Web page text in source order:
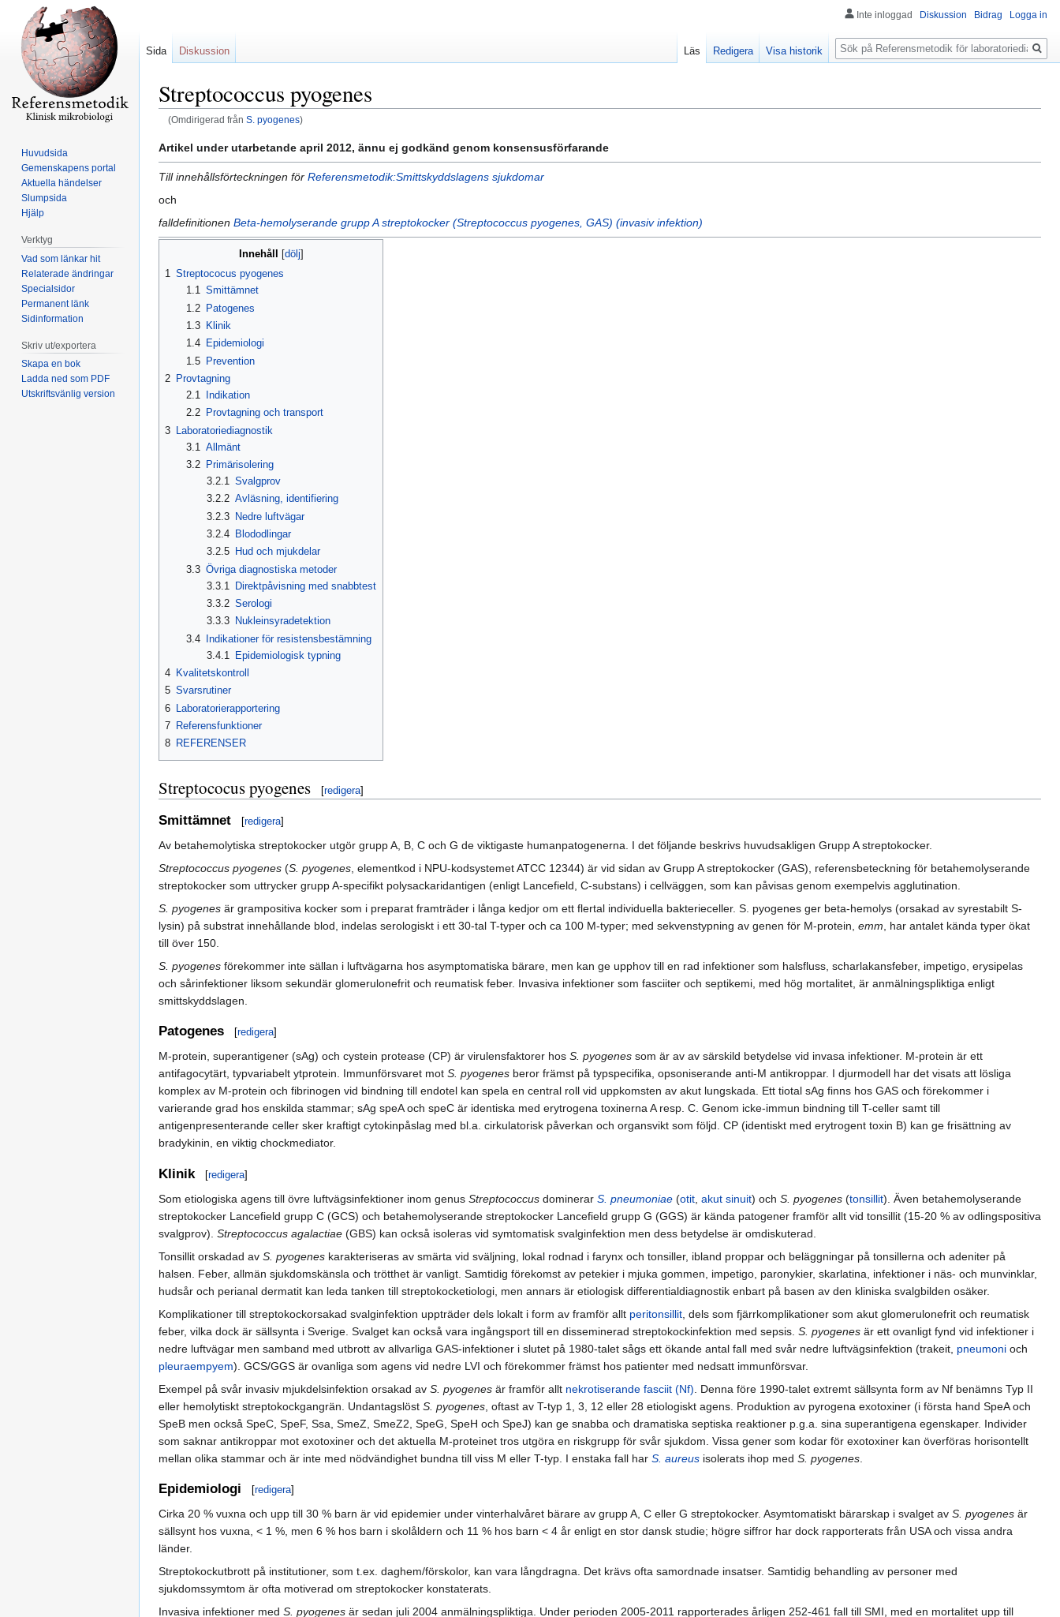
Streptococcus pyogenes
(Omdirigerad från S. pyogenes)
Hoppa
till
navigering
Hoppa
till
sök
Artikel under utarbetande april 2012, ännu ej godkänd genom konsensusförfarande
Till innehållsförteckningen för Referensmetodik:Smittskyddslagens sjukdomar
och
falldefinitionen Beta-hemolyserande grupp A streptokocker (Streptococcus pyogenes, GAS) (invasiv infektion)
Innehåll
1 Streptococus pyogenes
1.1 Smittämnet
1.2
Patogenes
1.3
Klinik
1.4
Epidemiologi
1.5 Prevention
2 Provtagning
2.1
Indikation
2.2
Provtagning och transport
3 Laboratoriediagnostik
3.1 Allmänt
3.2
Primärisolering
3.2.1 Svalgprov
3.2.2 Avläsning, identifiering
3.2.3 Nedre luftvägar
3.2.4 Blododlingar
3.2.5 Hud och mjukdelar
3.3 Övriga diagnostiska metoder
3.3.1
Direktpåvisning med snabbtest
3.3.2 Serologi
3.3.3 Nukleinsyradetektion
3.4 Indikationer för resistensbestämning
3.4.1
Epidemiologisk typning
4 Kvalitetskontroll
5 Svarsrutiner
6 Laboratorierapportering
7 Referensfunktioner
8 REFERENSER
Streptococus pyogenes [redigera]
Smittämnet [redigera]
Av betahemolytiska streptokocker utgör grupp A, B, C och G de viktigaste humanpatogenerna. I det följande beskrivs huvudsakligen Grupp A streptokocker.
Streptococcus pyogenes (S. pyogenes , elementkod i NPU-kodsystemet ATCC 12344) är vid sidan av Grupp A streptokocker (GAS), referensbeteckning för betahemolyserande
streptokocker som uttrycker grupp A-specifikt polysackaridantigen (enligt Lancefield, C-substans) i cellväggen, som kan påvisas genom exempelvis agglutination.
S. pyogenes är grampositiva kocker som i preparat framträder i långa kedjor om ett flertal individuella bakterieceller. S. pyogenes ger beta-hemolys (orsakad av syrestabilt S-
lysin) på substrat innehållande blod, indelas serologiskt i ett 30-tal T-typer och ca 100 M-typer; med sekvenstypning av genen för M-protein, emm , har antalet kända typer ökat
till över 150.
S. pyogenes förekommer inte sällan i luftvägarna hos asymptomatiska bärare, men kan ge upphov till en rad infektioner som halsfluss, scharlakansfeber, impetigo, erysipelas
och sårinfektioner liksom sekundär glomerulonefrit och reumatisk feber. Invasiva infektioner som fasciiter och septikemi, med hög mortalitet, är anmälningspliktiga enligt
smittskyddslagen.
Patogenes [redigera]
M-protein, superantigener (sAg) och cystein protease (CP) är virulensfaktorer hos S. pyogenes som är av av särskild betydelse vid invasa infektioner. M-protein är ett
antifagocytärt, typvariabelt ytprotein. Immunförsvaret mot S. pyogenes beror främst på typspecifika, opsoniserande anti-M antikroppar. I djurmodell har det visats att lösliga
komplex av M-protein och fibrinogen vid bindning till endotel kan spela en central roll vid uppkomsten av akut lungskada. Ett tiotal sAg finns hos GAS och förekommer i
varierande grad hos enskilda stammar; sAg speA och speC är identiska med erytrogena toxinerna A resp. C. Genom icke-immun bindning till T-celler samt till
antigenpresenterande celler sker kraftigt cytokinpåslag med bl.a. cirkulatorisk påverkan och organsvikt som följd. CP (identiskt med erytrogent toxin B) kan ge frisättning av
bradykinin, en viktig chockmediator.
Klinik [redigera]
Som etiologiska agens till övre luftvägsinfektioner inom genus Streptococcus dominerar S. pneumoniae (otit akut sinuit) och S. pyogenes (tonsillit). Även betahemolyserande
streptokocker Lancefield grupp C (GCS) och betahemolyserande streptokocker Lancefield grupp G (GGS) är kända patogener framför allt vid tonsillit (15-20 % av odlingspositiva
svalgprov). Streptococcus agalactiae (GBS) kan också isoleras vid symtomatisk svalginfektion men dess betydelse är omdiskuterad.
Tonsillit orskadad av S. pyogenes karakteriseras av smärta vid sväljning, lokal rodnad i farynx och tonsiller, ibland proppar och beläggningar på tonsillerna och adeniter på
halsen. Feber, allmän sjukdomskänsla och trötthet är vanligt. Samtidig förekomst av petekier i mjuka gommen, impetigo, paronykier, skarlatina, infektioner i näs- och munvinklar,
hudsår och perianal dermatit kan leda tanken till streptokocketiologi, men annars är etiologisk differentialdiagnostik enbart på basen av den kliniska svalgbilden osäker.
Komplikationer till streptokockorsakad svalginfektion uppträder dels lokalt i form av framför allt peritonsillit , dels som fjärrkomplikationer som akut glomerulonefrit och reumatisk
feber, vilka dock är sällsynta i Sverige. Svalget kan också vara ingångsport till en disseminerad streptokockinfektion med sepsis. S. pyogenes är ett ovanligt fynd vid infektioner i
nedre luftvägar men samband med utbrott av allvarliga GAS-infektioner i slutet på 1980-talet sågs ett ökande antal fall med svår nedre luftvägsinfektion (trakeit, pneumoni och
pleuraempyem). GCS/GGS är ovanliga som agens vid nedre LVI och förekommer främst hos patienter med nedsatt immunförsvar.
Exempel på svår invasiv mjukdelsinfektion orsakad av S. pyogenes är framför allt nekrotiserande fasciit (Nf) . Denna före 1990-talet extremt sällsynta form av Nf benämns Typ II
eller hemolytiskt streptokockgangrän. Undantagslöst S. pyogenes , oftast av T-typ 1, 3, 12 eller 28 etiologiskt agens. Produktion av pyrogena exotoxiner (i första hand SpeA och
SpeB men också SpeC, SpeF, Ssa, SmeZ, SmeZ2, SpeG, SpeH och SpeJ) kan ge snabba och dramatiska septiska reaktioner p.g.a. sina superantigena egenskaper. Individer
som saknar antikroppar mot exotoxiner och det aktuella M-proteinet tros utgöra en riskgrupp för svår sjukdom. Vissa gener som kodar för exotoxiner kan överföras horisontellt
mellan olika stammar och är inte med nödvändighet bundna till viss M eller T-typ. I enstaka fall har S. aureus isolerats ihop med S. pyogenes
Epidemiologi [redigera]
Cirka 20 % vuxna och upp till 30 % barn är vid epidemier under vinterhalvåret bärare av grupp A, C eller G streptokocker. Asymtomatiskt bärarskap i svalget av S. pyogenes är
sällsynt hos vuxna, < 1 %, men 6 % hos barn i skolåldern och 11 % hos barn < 4 år enligt en stor dansk studie; högre siffror har dock rapporterats från USA och vissa andra
länder.
Streptokockutbrott på institutioner, som t.ex. daghem/förskolor, kan vara långdragna. Det krävs ofta samordnade insatser. Samtidig behandling av personer med
sjukdomssymtom är ofta motiverad om streptokocker konstaterats.
Invasiva infektioner med S. pyogenes är sedan juli 2004 anmälningspliktiga. Under perioden 2005-2011 rapporterades årligen 252-461 fall till SMI, med en mortalitet upp till
Inte inloggad Diskussion Bidrag Logga in
Sida Diskussion Läs Redigera Visa historik
Sök
Huvudsida
Gemenskapens portal
Aktuella händelser
Slumpsida
Hjälp
Verktyg
Vad som länkar hit
Relaterade ändringar
Specialsidor
Permanent länk
Sidinformation
Skriv ut/exportera
Skapa en bok
Ladda ned som PDF
Utskriftsvänlig version